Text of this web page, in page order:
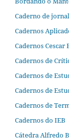
Caderno de
Cadernos
Cadernos Cescar
Cadernos de
Cadernos de
Cadernos de
Cadernos de
Cadernos do IEB
Cátedra Alfredo